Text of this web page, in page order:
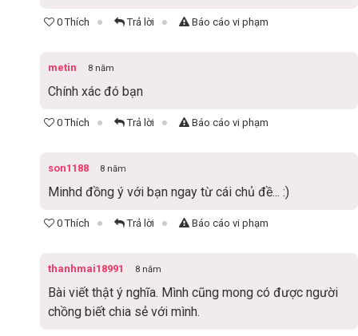
0 Thích Trả lời Báo cáo vi phạm
metin 8 năm
Chính xác đó bạn
0 Thích Trả lời Báo cáo vi phạm
son1188 8 năm
Minhd đồng ý với bạn ngay từ cái chủ đề... :)
0 Thích Trả lời Báo cáo vi phạm
thanhmai18991 8 năm
Bài viết thật ý nghĩa. Mình cũng mong có được người
chồng biết chia sẻ với mình.